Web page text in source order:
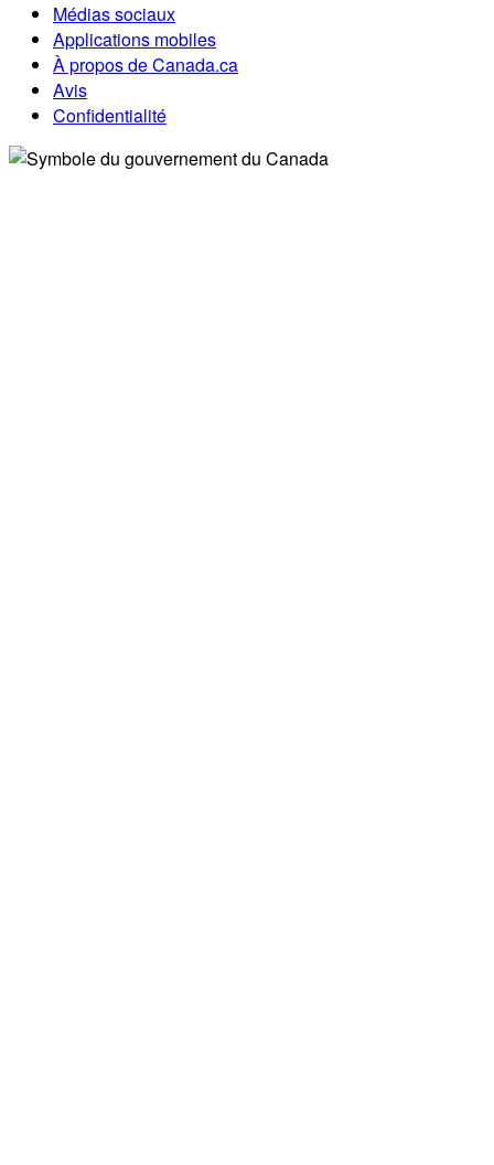
Médias sociaux
Applications mobiles
À propos de Canada.ca
Avis
Confidentialité